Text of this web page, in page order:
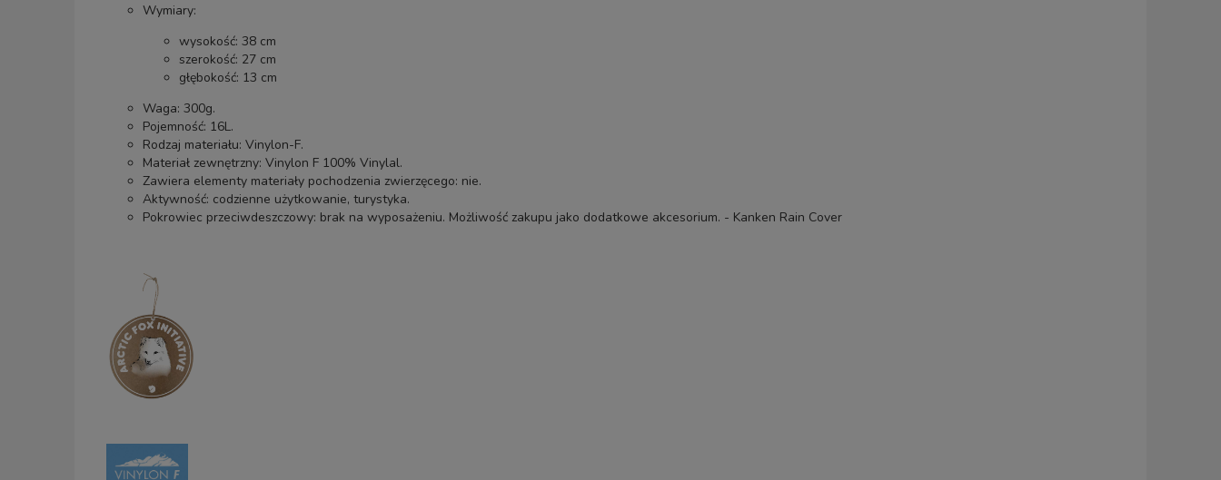
Wymiary:
wysokość: 38 cm
szerokość: 27 cm
głębokość: 13 cm
Waga: 300g.
Pojemność: 16L.
Rodzaj materiału: Vinylon-F.
Materiał zewnętrzny: Vinylon F 100% Vinylal.
Zawiera elementy materiały pochodzenia zwierzęcego: nie.
Aktywność: codzienne użytkowanie, turystyka.
Pokrowiec przeciwdeszczowy: brak na wyposażeniu. Możliwość zakupu jako dodatkowe akcesorium. - Kanken Rain Cover